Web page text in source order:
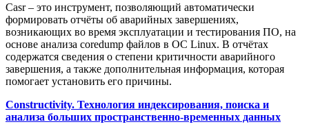
Casr – это инструмент, позволяющий автоматически
формировать отчёты об аварийных завершениях,
возникающих во время эксплуатации и тестирования ПО, на
основе анализа coredump файлов в ОС Linux. В отчётах
содержатся сведения о степени критичности аварийного
завершения, а также дополнительная информация, которая
помогает установить его причины.
Constructivity. Технология индексирования, поиска и
анализа больших пространственно-временных данных